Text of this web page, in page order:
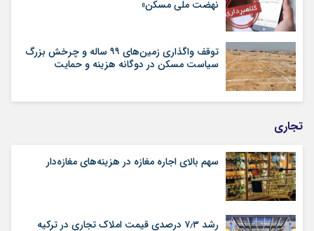
نهضت ملی مسکن»
توقف واگذاری زمین‌های ۹۹ ساله و چرخش بزرگ
سیاست مسکن در دوگانه هزینه و حمایت
تجاری
سهم بالای اجاره‌‌ مغازه در هزینه‌‌های مغازه‌‌دار
رشد ۷٫۳ درصدی قیمت‌ املاک تجاری در ترکیه